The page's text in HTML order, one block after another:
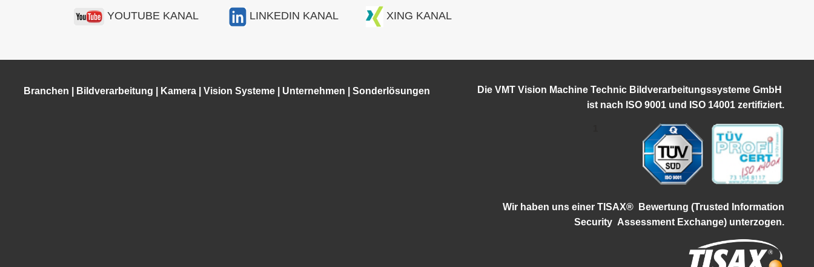
YOUTUBE KANAL LINKEDIN KANAL XING KANAL
Branchen Bildverarbeitung Kamera| Vision Systeme| Unternehmen Sonderlösungen
Die VMT Vision Machine Technic Bildverarbeitungssysteme GmbH
ist nach ISO 9001 und ISO 14001 zertifiziert.
Wir haben uns einer TISAX®
Bewertung (Trusted Information
Security Assessment Exchange) unterzogen.